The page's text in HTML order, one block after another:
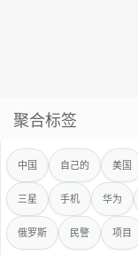
聚合标签
中国 自己的 美国
三星 手机 华为
俄罗斯 民警 项目